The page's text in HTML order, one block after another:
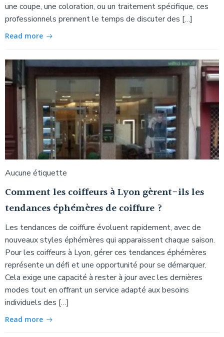
une coupe, une coloration, ou un traitement spécifique, ces
professionnels prennent le temps de discuter des […]
Read more
Aucune étiquette
Comment les coiffeurs à Lyon gèrent-ils les
tendances éphémères de coiffure ?
Les tendances de coiffure évoluent rapidement, avec de
nouveaux styles éphémères qui apparaissent chaque saison.
Pour les coiffeurs à Lyon, gérer ces tendances éphémères
représente un défi et une opportunité pour se démarquer.
Cela exige une capacité à rester à jour avec les dernières
modes tout en offrant un service adapté aux besoins
individuels des […]
Read more